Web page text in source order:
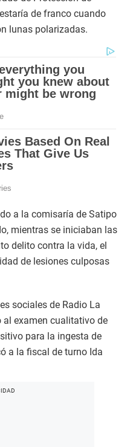
de franco cuando
lunas polarizadas.
a la comisaría de Satipo
mientras se iniciaban las
delito contra la vida, el
de lesiones culposas
sociales de Radio La
al examen cualitativo de
para la ingesta de
a la fiscal de turno Ida